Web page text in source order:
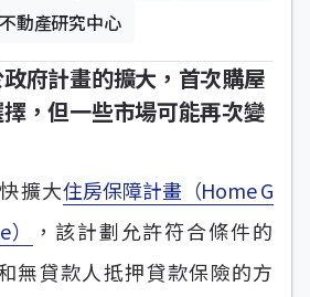
動產研究中心
府計畫的擴大，首次購屋
，但一些市場可能再次變
擴大住房保障計畫（Home G
，該計劃允許符合條件的
無貸款人抵押貸款保險的方